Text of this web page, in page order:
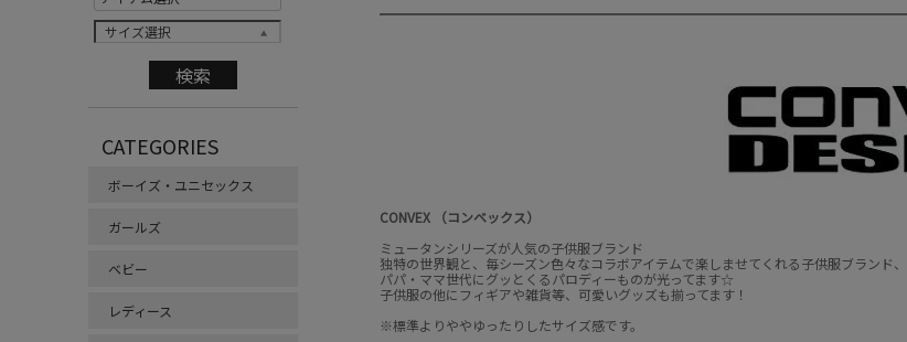
サイズ選択
CATEGORIES
ボーイズ・ユニセックス
ガールズ
ベビー
レディース
CONVEX （コンベックス）
ミュータンシリーズが人気の子供服ブランド
独特の世界観と、毎シーズン色々なコラボアイテムで楽しませてくれる子供服ブランド
パパ・ママ世代にグッとくるパロディーものが光ってます☆
子供服の他にフィギアや雑貨等、可愛いグッズも揃ってます！
※標準よりややゆったりしたサイズ感です。